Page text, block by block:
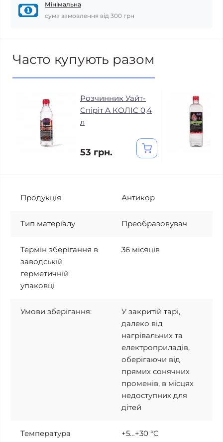
Мінімальна
сума замовлення від 300 грн
Часто купують разом
Розчинник Уайт-
Спіріт А КОЛIC 0,4
л
53 грн.
Продукція Антикор
Тип матеріалу Преобразовувач
Термін зберігання в
заводській
герметичній
упаковці
36 місяців
Умови зберігання:
У закритій тарі,
далеко від
нагрівальних та
електроприладів,
оберігаючи від
прямих сонячних
променів, в місцях
недоступних для
дітей
Температура
+5…+30 °C